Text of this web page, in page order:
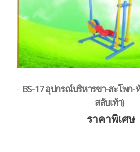
BS-17 อุปกรณ์บริหารขา-สะโพก-
สลับเท้า)
ราคาพิเศษ